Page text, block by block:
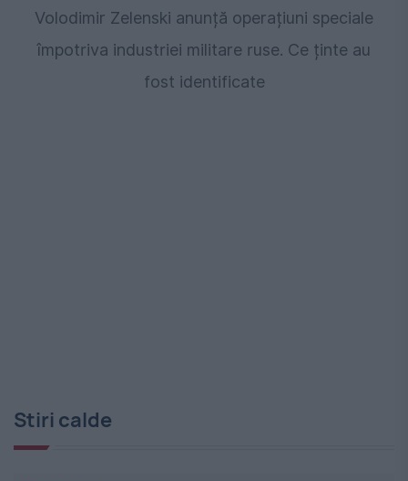
Volodimir Zelenski anunță operațiuni speciale
împotriva industriei militare ruse. Ce ținte au
fost identificate
Stiri calde